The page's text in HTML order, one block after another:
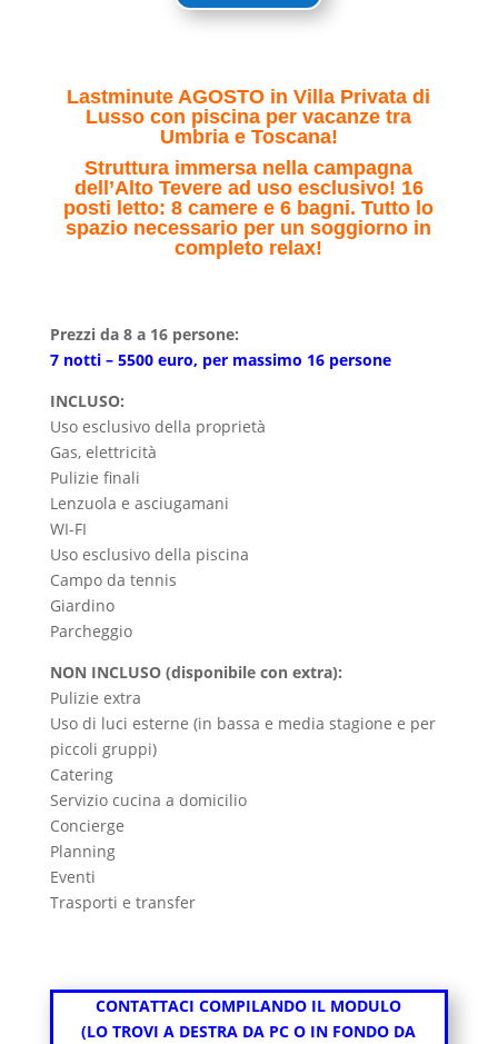
Lastminute AGOSTO in Villa Privata di
Lusso con piscina per vacanze tra
Umbria e Toscana!
Struttura immersa nella campagna
dell’Alto Tevere ad uso esclusivo! 16
posti letto: 8 camere e 6 bagni. Tutto lo
spazio necessario per un soggiorno in
completo relax!
Prezzi da 8 a 16 persone:
7 notti – 5500 euro, per massimo 16 persone
INCLUSO:
Uso esclusivo della proprietà
Gas, elettricità
Pulizie finali
Lenzuola e asciugamani
WI-FI
Uso esclusivo della piscina
Campo da tennis
Giardino
Parcheggio
NON INCLUSO (disponibile con extra):
Pulizie extra
Uso di luci esterne (in bassa e media stagione e per
piccoli gruppi)
Catering
Servizio cucina a domicilio
Concierge
Planning
Eventi
Trasporti e transfer
CONTATTACI COMPILANDO IL MODULO
(LO TROVI A DESTRA DA PC O IN FONDO DA